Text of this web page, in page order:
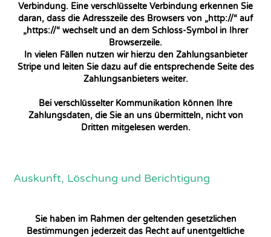
Verbindung. Eine verschlüsselte Verbindung erkennen Sie
daran, dass die Adresszeile des Browsers von „http://“ auf
„https://“ wechselt und an dem Schloss-Symbol in Ihrer
Browserzeile.
In vielen Fällen nutzen wir hierzu den Zahlungsanbieter
Stripe und leiten Sie dazu auf die entsprechende Seite des
Zahlungsanbieters weiter.
Bei verschlüsselter Kommunikation können Ihre
Zahlungsdaten, die Sie an uns übermitteln, nicht von
Dritten mitgelesen werden.
Auskunft, Löschung und Berichtigung
Sie haben im Rahmen der geltenden gesetzlichen
Bestimmungen jederzeit das Recht auf unentgeltliche